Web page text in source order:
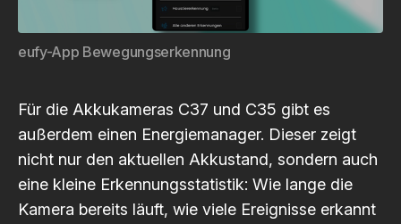
eufy-App Bewegungserkennung
Für die Akkukameras C37 und C35 gibt es
außerdem einen Energiemanager. Dieser zeigt
nicht nur den aktuellen Akkustand, sondern auch
eine kleine Erkennungsstatistik: Wie lange die
Kamera bereits läuft, wie viele Ereignisse erkannt